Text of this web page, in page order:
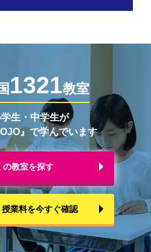
1321教室
生・中学生が
』で学んでいます
の教室を探す
授業料を今すぐ確認